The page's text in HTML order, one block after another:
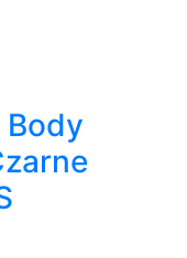
Body